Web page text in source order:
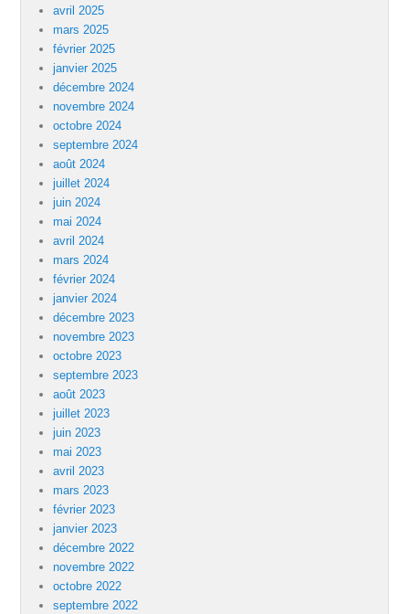
avril 2025
mars 2025
février 2025
janvier 2025
décembre 2024
novembre 2024
octobre 2024
septembre 2024
août 2024
juillet 2024
juin 2024
mai 2024
avril 2024
mars 2024
février 2024
janvier 2024
décembre 2023
novembre 2023
octobre 2023
septembre 2023
août 2023
juillet 2023
juin 2023
mai 2023
avril 2023
mars 2023
février 2023
janvier 2023
décembre 2022
novembre 2022
octobre 2022
septembre 2022